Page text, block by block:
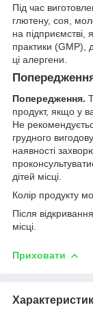
Під час
глютену, соя,
на підприємстві,
практики (GMP),
ці алергени.
Попередження.
продукт, якщо у
Не
грудного
наявності
дітей місці.
Колір продукту
Після
місці.
Приховати